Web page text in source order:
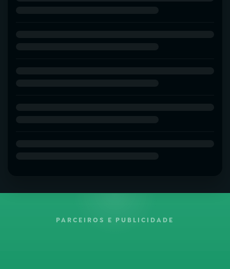
PARCEIROS E PUBLICIDADE